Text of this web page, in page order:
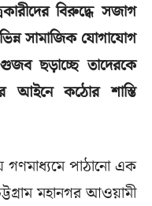
বিরুদ্ধে সজাগ
সামাজিক যোগাযোগ
ছড়াচ্ছে তাদেরকে
আইনে কঠোর শাস্তি
পাঠানো এক
মহানগর আওয়ামী